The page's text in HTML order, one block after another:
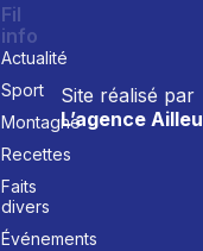
Site réalisé par
L’agence
Fil
info
Actualité
Sport
Montagne
Recettes
Faits
divers
Événements